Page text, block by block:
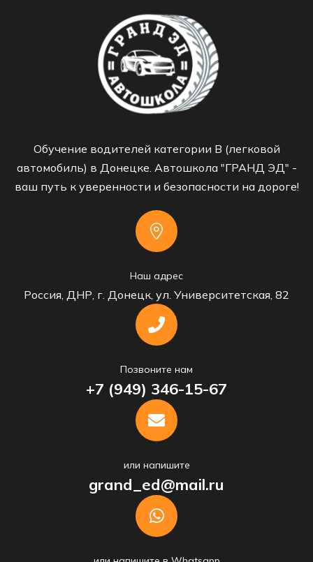
Обучение водителей категории B (легковой
автомобиль) в Донецке. Автошкола "ГРАНД ЭД" -
ваш путь к уверенности и безопасности на дороге!
Наш адрес
Россия, ДНР, г. Донецк, ул. Университетская, 82
Позвоните нам
+7 (949) 346-15-67
или напишите
grand_ed@mail.ru